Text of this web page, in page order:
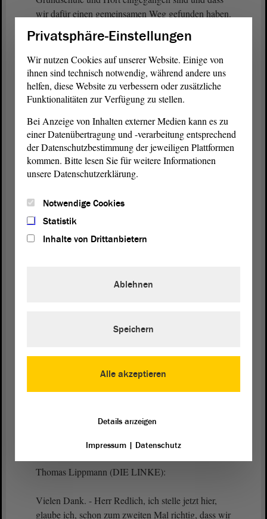
wir dafür einen gemeinsamen Weg gefunden haben.
(Anne-Marie Keding, CDU: Ja!)
Es wäre natürlich auch schön gewesen, wenn das
Sozialministerium dem schon etwas eher gefolgt
wäre und damit auch den Wunsch, der durch die
wird, schneller umgesetzt hätte. Im Ergebnis haben
wir aber auch bei diesem Thema eine gemeinsame
Lösung gefunden. Das unterstreicht, auch mit der
FDP zusammen, die Handlungsfähigkeit unserer
und Lachen bei der CDU und bei der FDP)
Zukunft tragfähige Lösung finden werden. - Vielen
(Zustimmung bei der CDU und bei der FDP)
Präsident Dr. Gunnar Schellenberger:
Intervention kommt von Herrn Lippmann. - Bitte.
Thomas Lippmann (DIE LINKE):
Vielen Dank. - Herr Redlich, ich stelle jetzt hier,
glaube ich, schon zum zweiten Mal richtig, dass wir
Privatsphäre-Einstellungen
Wir nutzen Cookies auf unserer Website. Einige von
ihnen sind technisch notwendig, während andere uns
helfen, diese Website zu verbessern oder zusätzliche
Funktionalitäten zur Verfügung zu stellen.
Bei Anzeige von Inhalten externer Medien kann es zu
einer Datenübertragung und -verarbeitung entsprechend
der Datenschutzbestimmung der jeweiligen Plattformen
kommen. Bitte lesen Sie für weitere Informationen
unsere Datenschutzerklärung.
Notwendige Cookies
Statistik
Inhalte von Drittanbietern
Alle akzeptieren
Ablehnen
Speichern
Details anzeigen
Impressum| Datenschutz